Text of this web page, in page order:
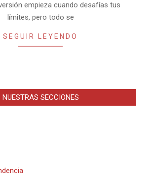
empieza cuando desafías tus
límites, pero todo se
SEGUIR LEYENDO
NUESTRAS SECCIONES